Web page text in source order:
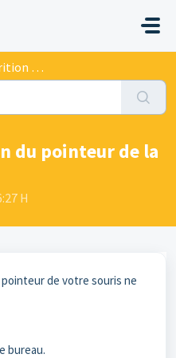
la souris
du pointeur de la
H
de votre souris ne
bureau.